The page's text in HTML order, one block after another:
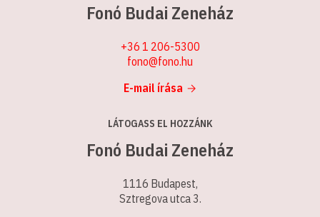
Fonó Budai Zeneház
+36 1 206-5300
fono@fono.hu
E-mail írása
LÁTOGASS EL HOZZÁNK
Fonó Budai Zeneház
1116 Budapest,
Sztregova utca 3.